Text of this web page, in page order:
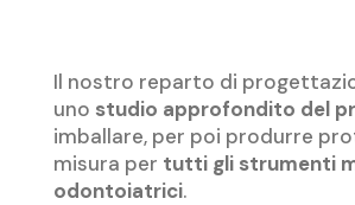
Il nostro reparto di
uno studio approfondito del
imballare, per poi produrre
misura per tutti gli strumenti
odontoiatrici.